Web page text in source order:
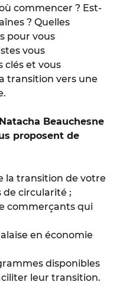
commencer ? Est-
? Quelles
pour vous
vous
clés et vous
transition vers une
Beauchesne
proposent de
la transition de votre
de circularité ;
commerçants qui
en économie
disponibles
leur transition.